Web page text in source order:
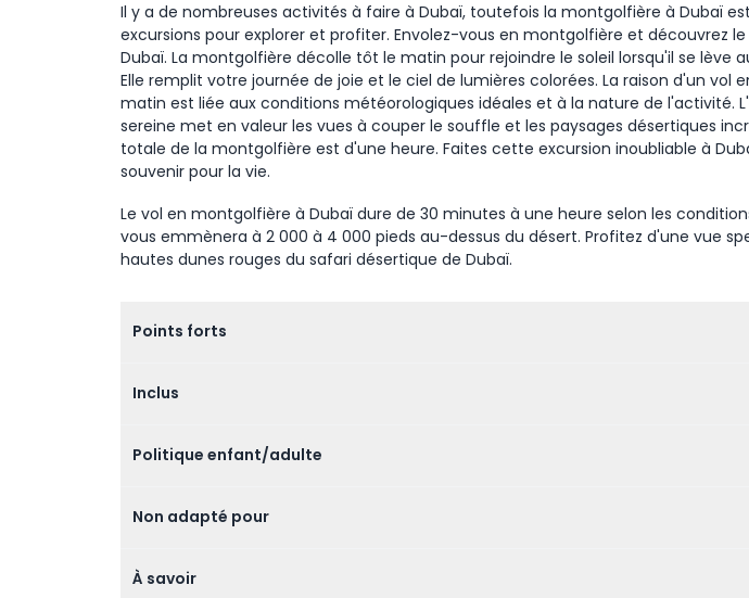
Il y a de nombreuses activités à faire à Dubaï, toutefois la montgolfière à Dubaï
excursions pour explorer et profiter. Envolez-vous en montgolfière et découvrez
Dubaï. La montgolfière décolle tôt le matin pour rejoindre le soleil lorsqu'il se lève
Elle remplit votre journée de joie et le ciel de lumières colorées. La raison d'un vol
matin est liée aux conditions météorologiques idéales et à la nature de l'activité.
sereine met en valeur les vues à couper le souffle et les paysages désertiques
totale de la montgolfière est d'une heure. Faites cette excursion inoubliable à
souvenir pour la vie.
Le vol en montgolfière à Dubaï dure de 30 minutes à une heure selon les
vous emmènera à 2 000 à 4 000 pieds au-dessus du désert. Profitez d'une vue
hautes dunes rouges du safari désertique de Dubaï.
Points forts
Inclus
Politique enfant/adulte
Non adapté pour
À savoir